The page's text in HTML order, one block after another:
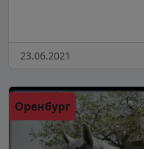
23.06.2021
Оренбург